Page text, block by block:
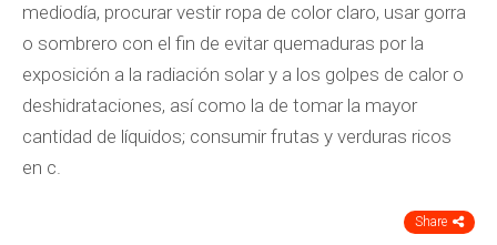
mediodía, procurar vestir ropa de color claro, usar gorra
o sombrero con el fin de evitar quemaduras por la
exposición a la radiación solar y a los golpes de calor o
deshidrataciones, así como la de tomar la mayor
cantidad de líquidos; consumir frutas y verduras ricos
en c.
Share